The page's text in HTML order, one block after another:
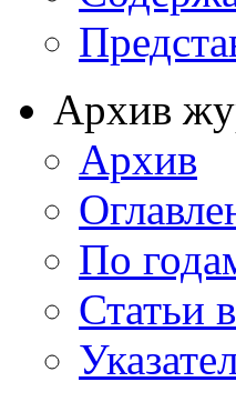
Архив
Архив
По
Статьи